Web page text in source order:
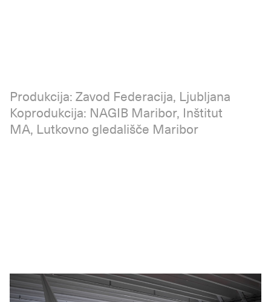
Produkcija: Zavod Federacija, Ljubljana
Koprodukcija: NAGIB Maribor, Inštitut
MA, Lutkovno gledališče Maribor